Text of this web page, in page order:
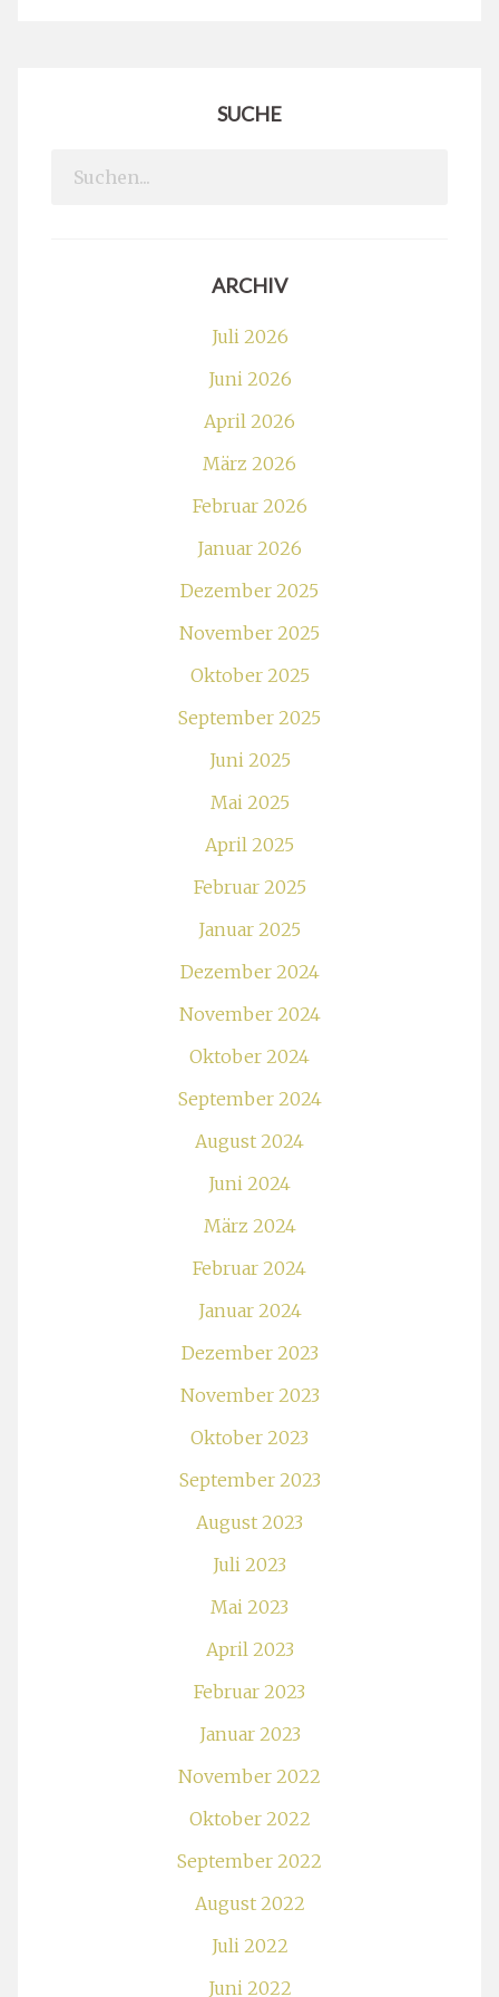
SUCHE
Search
ARCHIV
Juli 2026
Juni 2026
April 2026
März 2026
Februar 2026
Januar 2026
Dezember 2025
November 2025
Oktober 2025
September 2025
Juni 2025
Mai 2025
April 2025
Februar 2025
Januar 2025
Dezember 2024
November 2024
Oktober 2024
September 2024
August 2024
Juni 2024
März 2024
Februar 2024
Januar 2024
Dezember 2023
November 2023
Oktober 2023
September 2023
August 2023
Juli 2023
Mai 2023
April 2023
Februar 2023
Januar 2023
November 2022
Oktober 2022
September 2022
August 2022
Juli 2022
Juni 2022